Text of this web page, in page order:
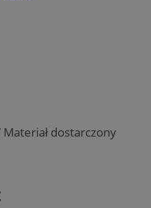
dostarczony